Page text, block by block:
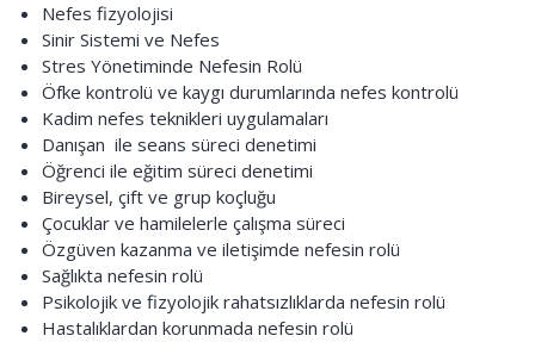
Nefes fizyolojisi
Sinir Sistemi ve Nefes
Stres Yönetiminde Nefesin Rolü
Öfke kontrolü ve kaygı durumlarında nefes kontrolü
Kadim nefes teknikleri uygulamaları
Danışan ile seans süreci denetimi
Öğrenci ile eğitim süreci denetimi
Bireysel, çift ve grup koçluğu
Çocuklar ve hamilelerle çalışma süreci
Özgüven kazanma ve iletişimde nefesin rolü
Sağlıkta nefesin rolü
Psikolojik ve fizyolojik rahatsızlıklarda nefesin rolü
Hastalıklardan korunmada nefesin rolü